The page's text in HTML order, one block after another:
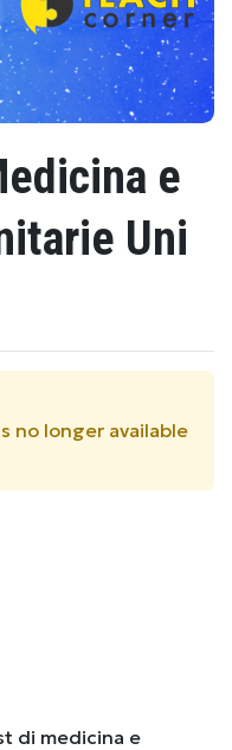
e
Uni
no longer available
di medicina e